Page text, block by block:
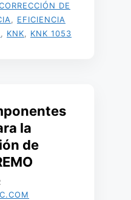
DE
EFICIENCIA
KNK KNK 1053
la
de